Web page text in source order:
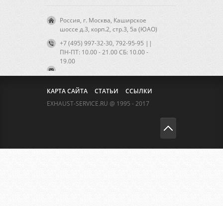
Россия, г. Москва, Каширское
шоссе д.3, корп.2, стр.3, 5а (ЮАО)
+7 (495) 997-32-30, 792-95-95 ||
ПН-ПТ: 10.00 - 21.00 CБ: 10.00 -
19.00
КАРТА САЙТА СТАТЬИ
ССЫЛКИ
EXHAUST-SERVICE.RU @ 1995 - 2017